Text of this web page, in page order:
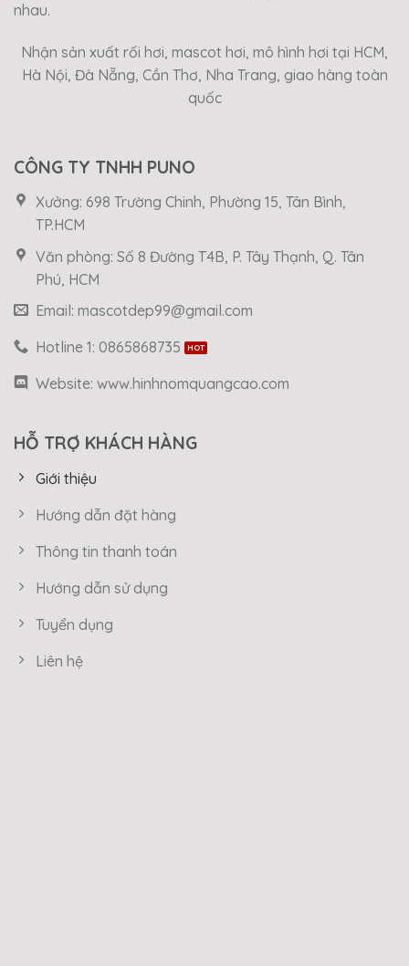
nhau.
Nhận sản xuất rối hơi, mascot hơi, mô hình hơi tại HCM,
Hà Nội, Đà Nẵng, Cần Thơ, Nha Trang, giao hàng toàn
quốc
CÔNG TY TNHH PUNO
Xưởng: 698 Trường Chinh, Phường 15, Tân Bình,
TP.HCM
Văn phòng: Số 8 Đường T4B, P. Tây Thạnh, Q. Tân
Phú, HCM
Email: mascotdep99@gmail.com
Hotline 1: 0865868735
Website: www.hinhnomquangcao.com
HỖ TRỢ KHÁCH HÀNG
Giới thiệu
Hướng dẫn đặt hàng
Thông tin thanh toán
Hướng dẫn sử dụng
Tuyển dụng
Liên hệ